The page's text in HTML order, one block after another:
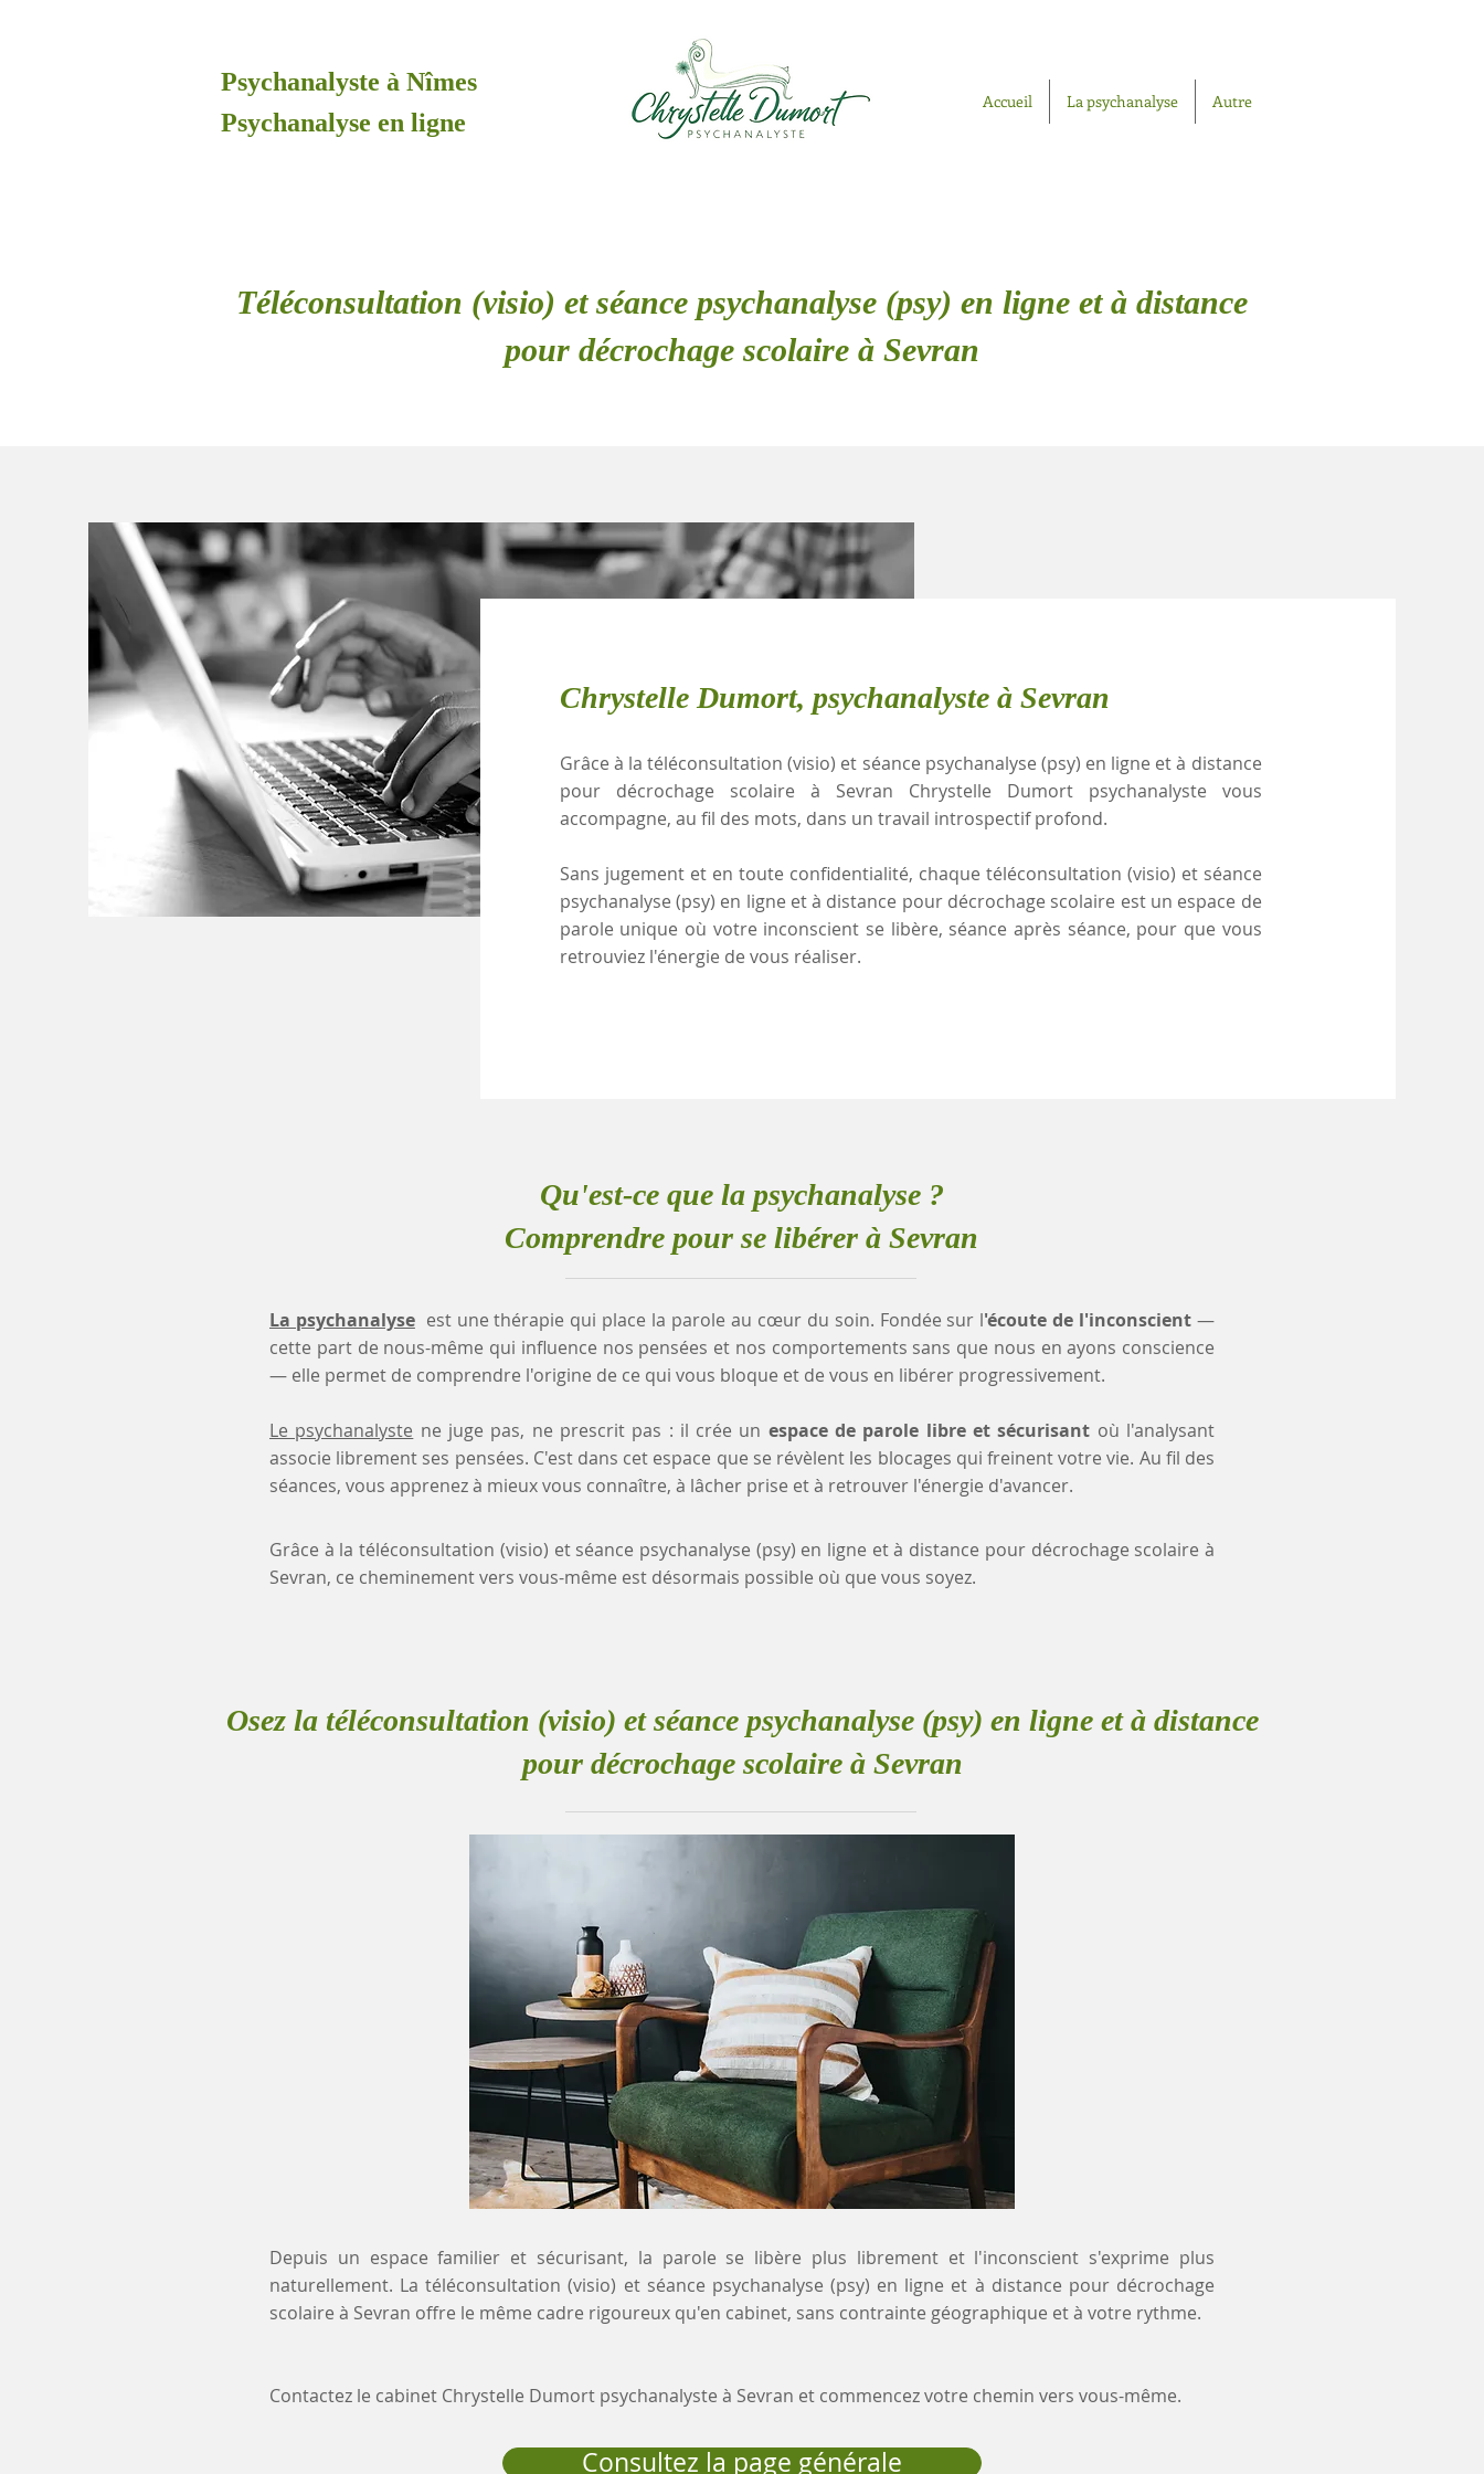
Psychanalyste à Nîmes
Psychanalyse en ligne
Accueil La psychanalyse Autre
Téléconsultation (visio) et séance psychanalyse (psy) en ligne et à distance
pour décrochage scolaire à Sevran
Chrystelle Dumort, psychanalyste à Sevran
Grâce à la téléconsultation (visio) et séance psychanalyse (psy) en ligne et à distance
pour décrochage scolaire à Sevran Chrystelle Dumort psychanalyste vous
accompagne, au fil des mots, dans un travail introspectif profond.
Sans jugement et en toute confidentialité, chaque téléconsultation (visio) et séance
psychanalyse (psy) en ligne et à distance pour décrochage scolaire est un espace de
parole unique où votre inconscient se libère, séance après séance, pour que vous
retrouviez l'énergie de vous réaliser.
Qu'est-ce que la psychanalyse ?
Comprendre pour se libérer à Sevran
La psychanalyse est une thérapie qui place la parole au cœur du soin. Fondée sur l'écoute de l'inconscient—
cette part de nous-même qui influence nos pensées et nos comportements sans que nous en ayons conscience
— elle permet de comprendre l'origine de ce qui vous bloque et de vous en libérer progressivement.
Le psychanalyste ne juge pas, ne prescrit pas : il crée un espace de parole libre et sécurisant où l'analysant
associe librement ses pensées. C'est dans cet espace que se révèlent les blocages qui freinent votre vie. Au fil des
séances, vous apprenez à mieux vous connaître, à lâcher prise et à retrouver l'énergie d'avancer.
Grâce à la téléconsultation (visio) et séance psychanalyse (psy) en ligne et à distance pour décrochage scolaire à
Sevran, ce cheminement vers vous-même est désormais possible où que vous soyez.
Osez la téléconsultation (visio) et séance psychanalyse (psy) en ligne et à distance
pour décrochage scolaire à Sevran
Depuis un espace familier et sécurisant, la parole se libère plus librement et l'inconscient s'exprime plus
naturellement. La téléconsultation (visio) et séance psychanalyse (psy) en ligne et à distance pour décrochage
scolaire à Sevran offre le même cadre rigoureux qu'en cabinet, sans contrainte géographique et à votre rythme.
Contactez le cabinet Chrystelle Dumort psychanalyste à Sevran et commencez votre chemin vers vous-même.
Consultez la page générale